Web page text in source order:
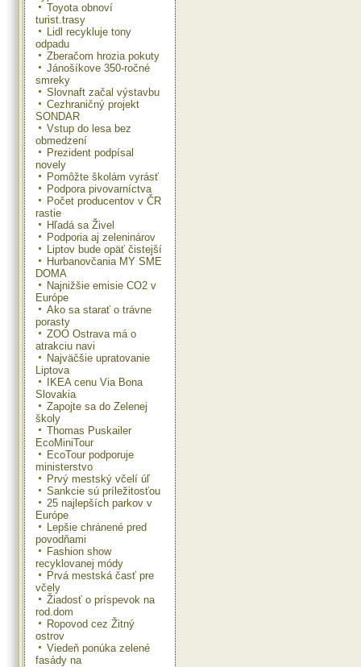
Toyota obnoví
turist.trasy
Lidl recykluje tony
odpadu
Zberačom hrozia pokuty
Jánošíkove 350-ročné
smreky
Slovnaft začal výstavbu
Cezhraničný projekt
SONDAR
Vstup do lesa bez
obmedzení
Prezident podpísal
novely
Pomôžte školám vyrásť
Podpora pivovarníctva
Počet producentov v ČR
rastie
Hľadá sa Živel
Podporia aj zeleninárov
Liptov bude opäť čistejší
Hurbanovčania MY SME
DOMA
Najnižšie emisie CO2 v
Európe
Ako sa starať o trávne
porasty
ZOO Ostrava má o
atrakciu navi
Najväčšie upratovanie
Liptova
IKEA cenu Via Bona
Slovakia
Zapojte sa do Zelenej
školy
Thomas Puskailer
EcoMiniTour
EcoTour podporuje
ministerstvo
Prvý mestský včelí úľ
Sankcie sú príležitosťou
25 najlepších parkov v
Európe
Lepšie chránené pred
povodňami
Fashion show
recyklovanej módy
Prvá mestská časť pre
včely
Žiadosť o príspevok na
rod.dom
Ropovod cez Žitný
ostrov
Viedeň ponúka zelené
fasády na